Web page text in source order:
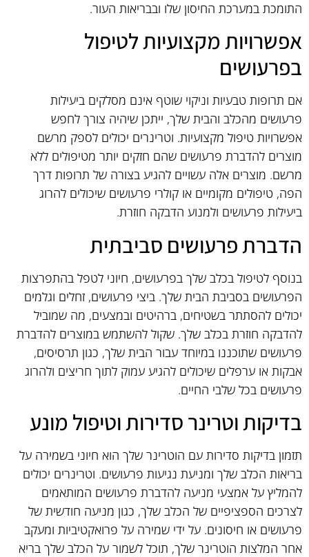
התומכת במערכת החיסון שלו ובבריאות העור.
אפשרויות מקצועיות לטיפול
בפרעושים
אם תרופות טבעיות וניקוי שוטף אינם מסלקים ביעילות
פרעושים מהכלב והבית שלך, ייתכן שיהיה צורך לחפש
אפשרויות טיפול מקצועיות. וטרינרים יכולים לספק מרשם
מוצרים להדברת פרעושים שהם חזקים יותר מטיפולים ללא
מרשם. מוצרים אלה עשויים להגיע בצורה של תרופות דרך
הפה, טיפולים מקומיים או קולרי פרעושים שיכולים להרוג
ביעילות פרעושים ולמנוע הדבקה חוזרת.
הדברת פרעושים סביבתית
בנוסף לטיפול בכלב שלך בפרעושים, חיוני לטפל בהתפרצות
הפרעושים בסביבת הבית שלך. ביצי פרעושים, זחלים וגלמים
יכולים להסתתר בשטיחים, ברהיטים ובמצעים, מה שמוביל
להדבקה חוזרת בכלב שלך. שקול להשתמש במוצרים להדברת
פרעושים שתוכננו במיוחד עבור הבית שלך, כגון תרסיסים,
אבקות או ערפלים שיכולים להגיע עמוק לתוך חריצים ולהרוג
פרעושים בכל שלבי החיים.
בדיקות וטרינר סדירות וטיפול מונע
תזמון בדיקות סדירות עם הוטרינר שלך הוא חיוני בשמירה על
בריאות הכלב שלך ומניעת נגיעות פרעושים. וטרינרים יכולים
להמליץ על אמצעי מניעה להדברת פרעושים המותאמים
לצרכים הספציפיים של הכלב שלך, כגון מניעה חודשית של
פרעושים או חיסונים. על ידי שמירה על פרואקטיביות ומעקב
אחר המלצות הוטרינר שלך, תוכל לשמור על הכלב שלך בריא